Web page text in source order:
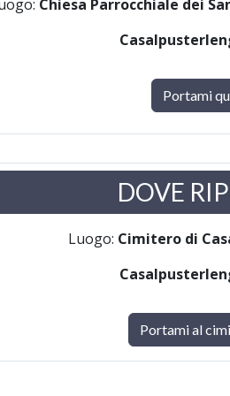
Chiesa Parrocchiale dei
Portami
DOVE
Luogo: Cimitero di
Portami al